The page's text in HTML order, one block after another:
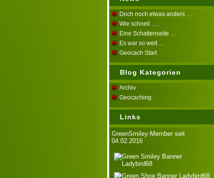
Doch noch etwas anders …
Wie schnell ….
Eine Schattenseite …
Es war so weit …
Geocach Start
Blog Kategorien
Archiv
Geocaching
Links
GreenSmiley-Member seit
04.02.2016